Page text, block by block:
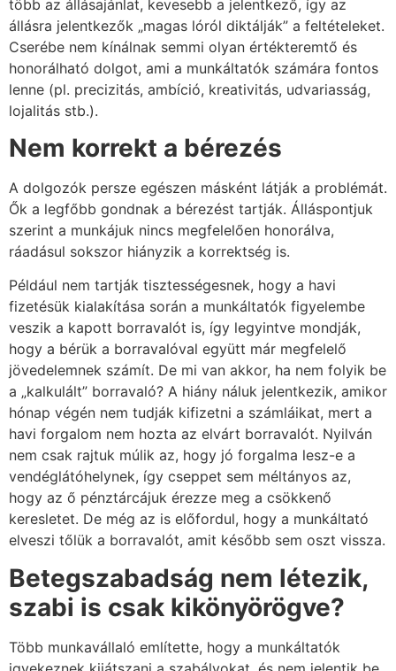
több az állásajánlat, kevesebb a jelentkező, így az
állásra jelentkezők „magas lóról diktálják” a feltételeket.
Cserébe nem kínálnak semmi olyan értékteremtő és
honorálható dolgot, ami a munkáltatók számára fontos
lenne (pl. precizitás, ambíció, kreativitás, udvariasság,
lojalitás stb.).
Nem korrekt a bérezés
A dolgozók persze egészen másként látják a problémát.
Ők a legfőbb gondnak a bérezést tartják. Álláspontjuk
szerint a munkájuk nincs megfelelően honorálva,
ráadásul sokszor hiányzik a korrektség is.
Például nem tartják tisztességesnek, hogy a havi
fizetésük kialakítása során a munkáltatók figyelembe
veszik a kapott borravalót is, így legyintve mondják,
hogy a bérük a borravalóval együtt már megfelelő
jövedelemnek számít. De mi van akkor, ha nem folyik be
a „kalkulált” borravaló? A hiány náluk jelentkezik, amikor
hónap végén nem tudják kifizetni a számláikat, mert a
havi forgalom nem hozta az elvárt borravalót. Nyilván
nem csak rajtuk múlik az, hogy jó forgalma lesz-e a
vendéglátóhelynek, így cseppet sem méltányos az,
hogy az ő pénztárcájuk érezze meg a csökkenő
keresletet. De még az is előfordul, hogy a munkáltató
elveszi tőlük a borravalót, amit később sem oszt vissza.
Betegszabadság nem létezik,
szabi is csak kikönyörögve?
Több munkavállaló említette, hogy a munkáltatók